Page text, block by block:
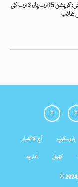
لاہور کو آپریٹو سوسائٹی: کرپشن 15 ارب پار، 3 ارب کی
آج کا اخبار ہاروسکوپ
اداریہ کھیل